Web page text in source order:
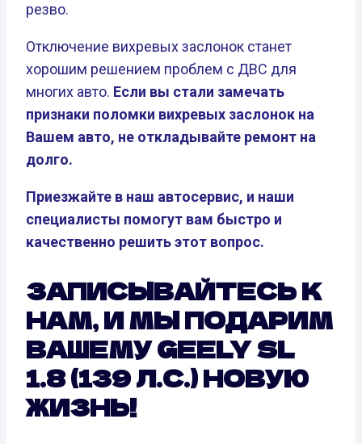
резво.
Отключение вихревых заслонок станет
хорошим решением проблем с ДВС для
многих авто. Если вы стали замечать
признаки поломки вихревых заслонок на
Вашем авто, не откладывайте ремонт на
долго.
Приезжайте в наш автосервис, и наши
специалисты помогут вам быстро и
качественно решить этот вопрос.
ЗАПИСЫВАЙТЕСЬ К
НАМ, И МЫ ПОДАРИМ
ВАШЕМУ GEELY SL
1.8 (139 Л.С.) НОВУЮ
ЖИЗНЬ!